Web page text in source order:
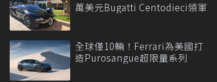
萬美元Bugatti Centodieci領軍
全球僅10輛！Ferrari為美國打
造Purosangue超限量系列